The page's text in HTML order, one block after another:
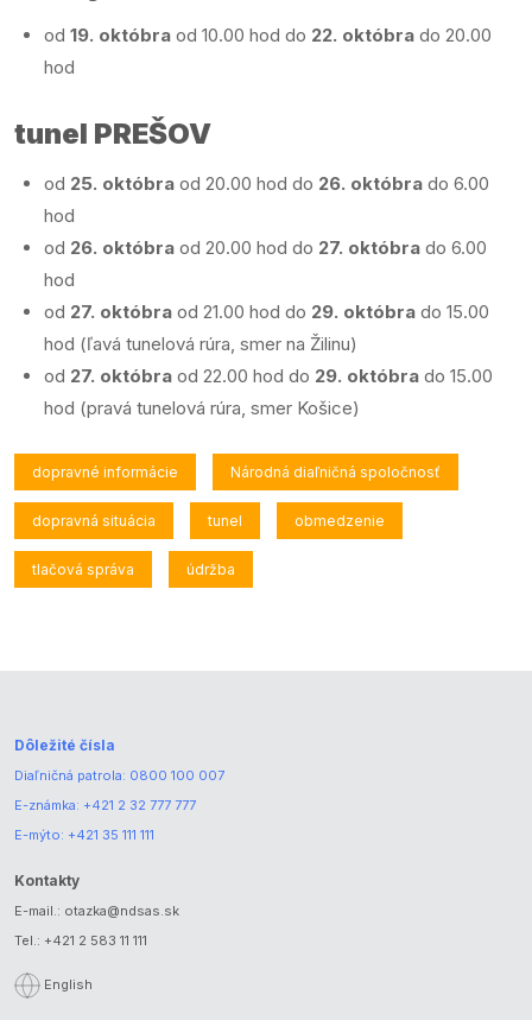
od 19. októbra od 10.00 hod do 22. októbra do 20.00
hod
tunel PREŠOV
od 25. októbra od 20.00 hod do 26. októbra do 6.00
hod
od 26. októbra od 20.00 hod do 27. októbra do 6.00
hod
od 27. októbra od 21.00 hod do 29. októbra do 15.00
hod (ľavá tunelová rúra, smer na Žilinu)
od 27. októbra od 22.00 hod do 29. októbra do 15.00
hod (pravá tunelová rúra, smer Košice)
dopravné informácie Národná diaľničná spoločnosť
dopravná situácia tunel obmedzenie
tlačová správa údržba
Dôležité čísla
Diaľničná patrola: 0800 100 007
E-známka: +421 2 32 777 777
E-mýto: +421 35 111 111
Kontakty
E-mail.: otazka@ndsas.sk
Tel.: +421 2 583 11 111
English